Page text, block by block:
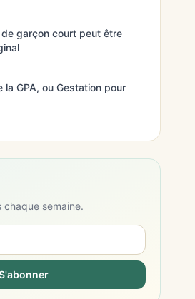
de garçon court peut être
la GPA, ou Gestation pour
chaque semaine.